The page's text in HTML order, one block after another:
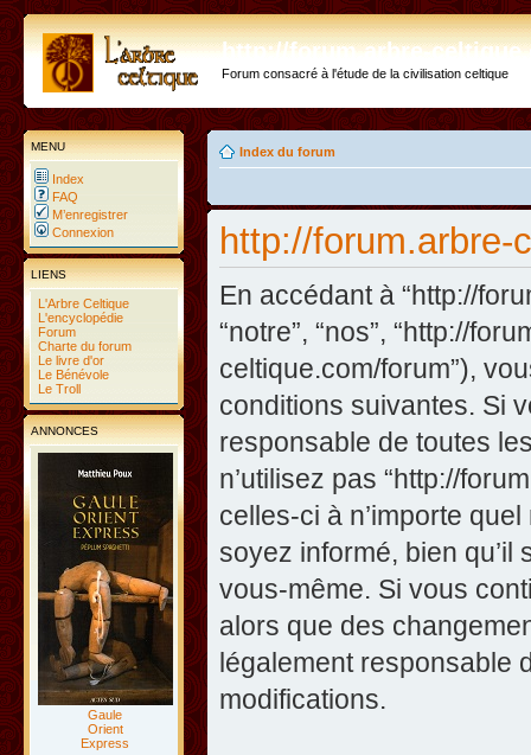
http://forum.arbre-
Forum consacré à l'étude de la civilisation celtique
MENU
Index
FAQ
M’enregistrer
Connexion
LIENS
L'Arbre Celtique
L'encyclopédie
Forum
Charte du forum
Le livre d'or
Le Bénévole
Le Troll
ANNONCES
Gaule
Orient
Express
Index du forum
http://forum.arbre-
En accédant à “http://
“notre”, “nos”, “http://
celtique.com/forum”),
conditions suivantes. Si
responsable de toutes
n’utilisez pas “http://
celles-ci à n’importe
soyez informé, bien
vous-même. Si vous
alors que des
légalement responsable
modifications.